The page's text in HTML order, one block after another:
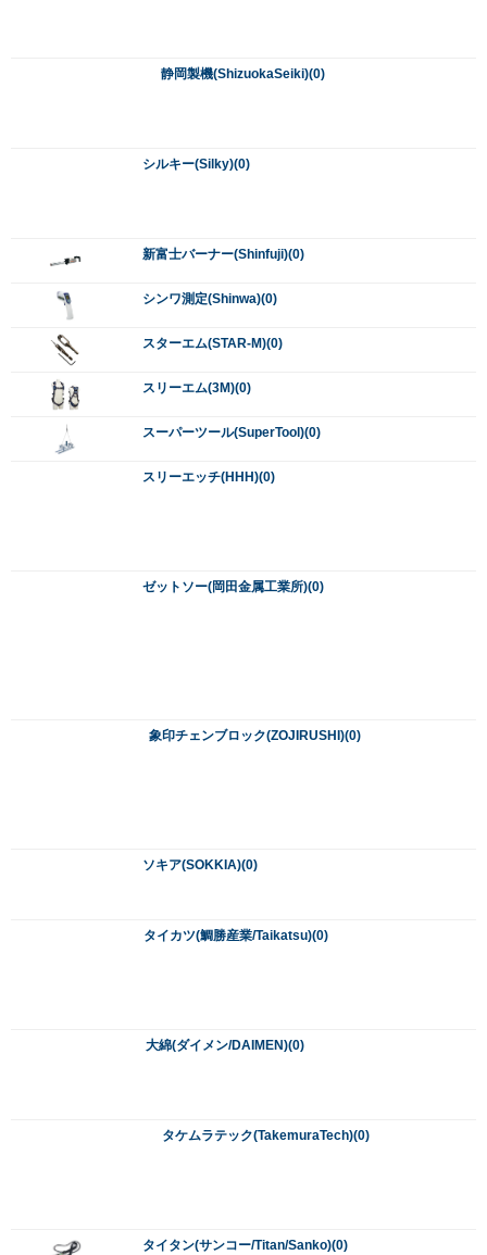
ジェフコム(JEFCOM)(0)
シンワ測定(Shinwa)(0)
スターエム(STAR-M)(0)
スリーエム(3M)(0)
スーパーツール(SuperTool)(0)
スリーエッチ(HHH)(0)
タイタン(サンコー/Titan/Sanko)(0)
種光(たねみつ)(0)